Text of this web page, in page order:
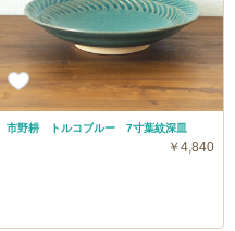
市野耕 トルコブルー 7寸葉紋深皿
￥4,840